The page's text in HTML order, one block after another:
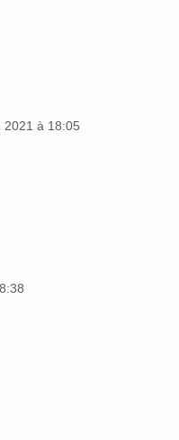
2021 à 18:05